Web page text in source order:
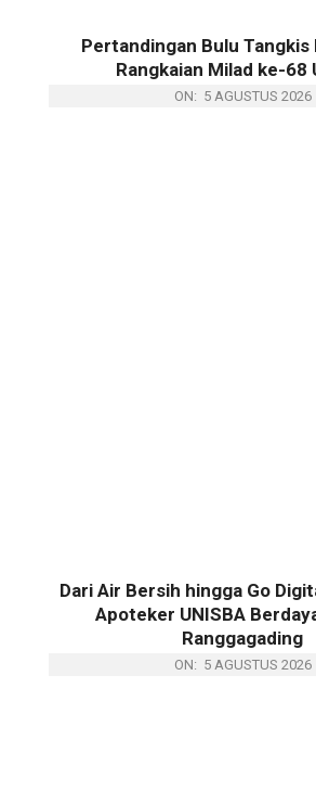
Pertandingan Bulu Tangkis
Rangkaian Milad ke-68
ON: 5 AGUSTUS 2026
Dari Air Bersih hingga Go
Apoteker UNISBA
Ranggagading
ON: 5 AGUSTUS 2026